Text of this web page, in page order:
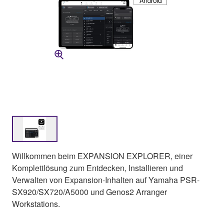
Willkommen beim EXPANSION EXPLORER, einer
Komplettlösung zum Entdecken, Installieren und
Verwalten von Expansion-Inhalten auf Yamaha PSR-
SX920/SX720/A5000 und Genos2 Arranger
Workstations.